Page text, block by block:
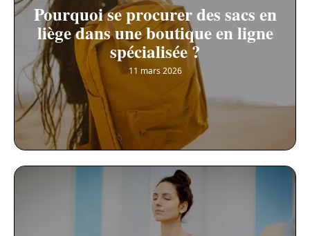
Pourquoi se procurer des sacs en
liège dans une boutique en ligne
spécialisée ?
11 mars 2026